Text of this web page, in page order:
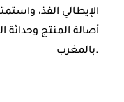
الإيطالي الفذ،
أصالة المنتج
بالمغرب.